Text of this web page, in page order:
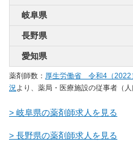
岐阜県
長野県
愛知県
薬剤師数： 厚生労働省 令和4（2022
況より、薬局・医療施設の従事者（人
> 岐阜県の薬剤師求人を見る
> 長野県の薬剤師求人を見る